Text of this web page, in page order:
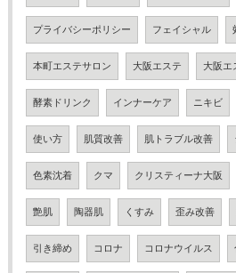
プライバシーポリシー フェイシャル
本町エステサロン 大阪エステ 大阪エ
酵素ドリンク インナーケア ニキビ
使い方 肌質改善 肌トラブル改善
色素沈着 クマ クリスティーナ大阪
艶肌 陶器肌 くすみ 歪み改善
引き締め コロナ コロナウイルス